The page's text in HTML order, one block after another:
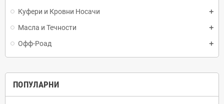
Куфери и Кровни Носачи
Масла и Течности
Офф-Роад
ПОПУЛАРНИ